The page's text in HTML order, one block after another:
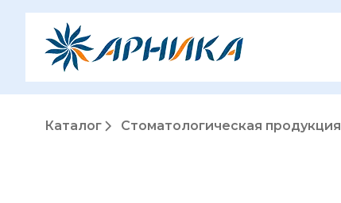
Каталог Стоматологическая продукция